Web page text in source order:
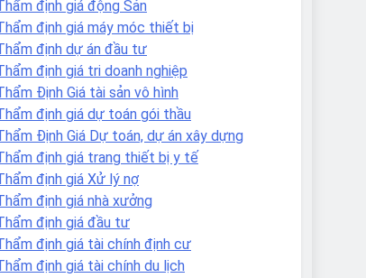
định giá động Sản
định giá máy móc thiết bị
định dự án đầu tư
định giá tri doanh nghiệp
Định Giá tài sản vô hình
định giá dự toán gói thầu
Định Giá Dự toán, dự án xây dựng
định giá trang thiết bị y tế
định giá Xử lý nợ
định giá nhà xưởng
định giá đầu tư
định giá tài chính định cư
định giá tài chính du lịch